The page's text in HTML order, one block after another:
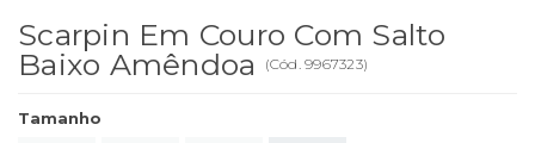
Scarpin Em Couro Com Salto
Baixo Amêndoa
(Cód. 9967323)
Tamanho